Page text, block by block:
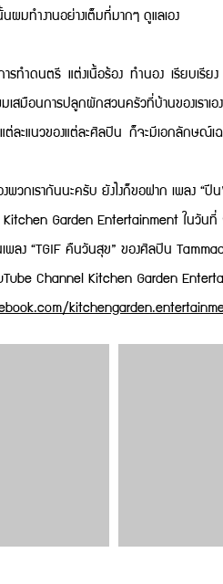
ผมทำงานอย่างเต็มที่มากๆ ดูแลเอง
ทำดนตรี แต่งเนื้อร้อง ทำนอง เรียบเรี
เสมือนการปลูกผักสวนครัวที่บ้านของเรา
ละแนวของแต่ละศิลปิน ก็จะมีเอกลักษณ์เ
วกเรากันนะครับ ยังไงก็ขอฝาก เพลง
Garden Entertainment ในวัน
คืนวันสุข” ของศิลปิน Tammadar ส
Channel Kitchen Garden